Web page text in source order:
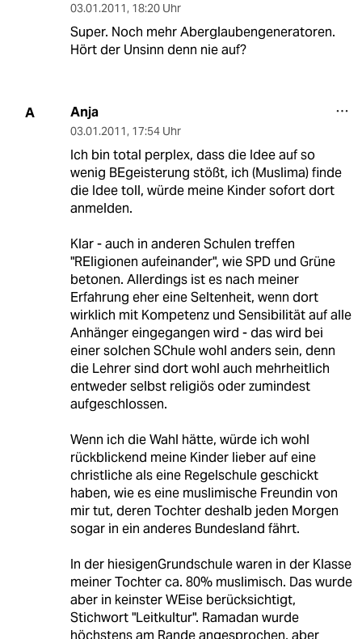
03.01.2011, 18:20 Uhr
Super. Noch mehr Aberglaubengeneratoren.
Hört der Unsinn denn nie auf?
A Anja
03.01.2011, 17:54 Uhr
Ich bin total perplex, dass die Idee auf so
wenig BEgeisterung stößt, ich (Muslima) finde
die Idee toll, würde meine Kinder sofort dort
anmelden.
Klar - auch in anderen Schulen treffen
"REligionen aufeinander", wie SPD und Grüne
betonen. Allerdings ist es nach meiner
Erfahrung eher eine Seltenheit, wenn dort
wirklich mit Kompetenz und Sensibilität auf alle
Anhänger eingegangen wird - das wird bei
einer solchen SChule wohl anders sein, denn
die Lehrer sind dort wohl auch mehrheitlich
entweder selbst religiös oder zumindest
aufgeschlossen.
Wenn ich die Wahl hätte, würde ich wohl
rückblickend meine Kinder lieber auf eine
christliche als eine Regelschule geschickt
haben, wie es eine muslimische Freundin von
mir tut, deren Tochter deshalb jeden Morgen
sogar in ein anderes Bundesland fährt.
In der hiesigenGrundschule waren in der Klasse
meiner Tochter ca. 80% muslimisch. Das wurde
aber in keinster WEise berücksichtigt,
Stichwort "Leitkultur". Ramadan wurde
höchstens am Rande angesprochen, aber